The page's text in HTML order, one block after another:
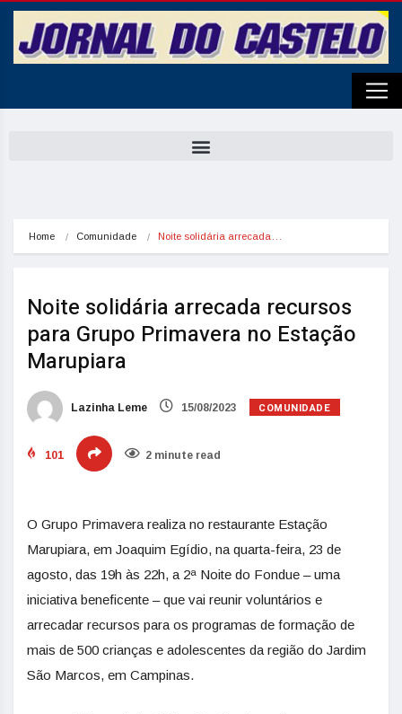
Home Comunidade Noite solidária arrecada…
Noite solidária arrecada recursos
para Grupo Primavera no Estação
Marupiara
Lazinha Leme 15/08/2023 COMUNIDADE
101 2 minute read
O Grupo Primavera realiza no restaurante Estação
Marupiara, em Joaquim Egídio, na quarta-feira, 23 de
agosto, das 19h às 22h, a 2ª Noite do Fondue – uma
iniciativa beneficente – que vai reunir voluntários e
arrecadar recursos para os programas de formação de
mais de 500 crianças e adolescentes da região do Jardim
São Marcos, em Campinas.